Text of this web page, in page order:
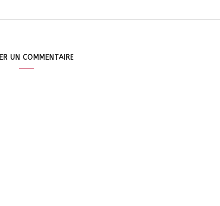
UN COMMENTAIRE